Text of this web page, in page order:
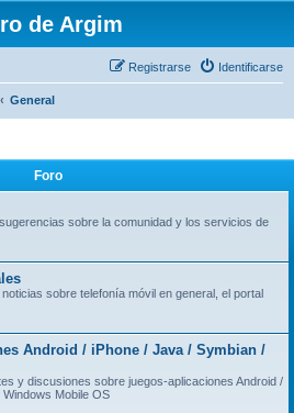
de Argim
Identificarse
Registrarse
General
Foro
sobre la comunidad y los servicios de
sobre telefonía móvil en general, el portal
Android / iPhone / Java / Symbian /
y discusiones sobre juegos-aplicaciones Android /
Mobile OS